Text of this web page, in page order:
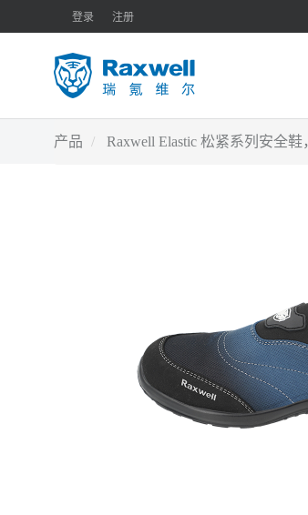
登录 注册
产品 Raxwell Elastic 松紧系列安全